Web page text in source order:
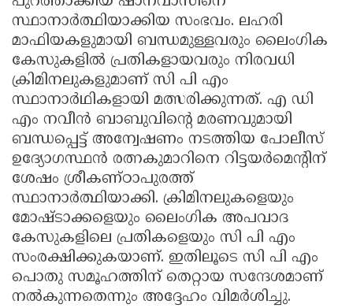
സ്ഥാനാർത്ഥിയാക്കിയ സംഭവം. ലഹരി
മാഫിയകളുമായി ബന്ധമുള്ളവരും ലൈംഗിക
കേസുകളിൽ പ്രതികളായവരും നിരവധി
ക്രിമിനലുകളുമാണ് സി പി എം
സ്ഥാനാർഥികളായി മത്സരിക്കുന്നത്. എ ഡി
എം നവീൻ ബാബുവിൻ്റെ മരണവുമായി
ബന്ധപ്പെട്ട് അന്വേഷണം നടത്തിയ പോലീസ്
ഉദ്യോഗസ്ഥൻ രത്നകുമാറിനെ റിട്ടയർമെൻ്റിന്
ശേഷം ശ്രീകണ്ഠാപുരത്ത്
സ്ഥാനാർത്ഥിയാക്കി. ക്രിമിനലുകളെയും
മോഷ്ടാക്കളെയും ലൈംഗിക അപവാദ
കേസുകളിലെ പ്രതികളെയും സി പി എം
സംരക്ഷിക്കുകയാണ്. ഇതിലൂടെ സി പി എം
പൊതു സമൂഹത്തിന് തെറ്റായ സന്ദേശമാണ്
നൽകുന്നതെന്നും അദ്ദേഹം വിമർശിച്ചു.